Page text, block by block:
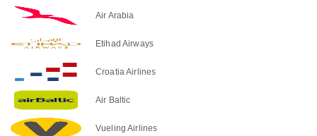
Air Arabia
Etihad Airways
Croatia Airlines
Air Baltic
Vueling Airlines